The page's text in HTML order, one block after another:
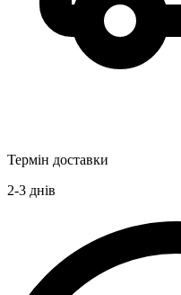
Термін доставки
2-3 днів